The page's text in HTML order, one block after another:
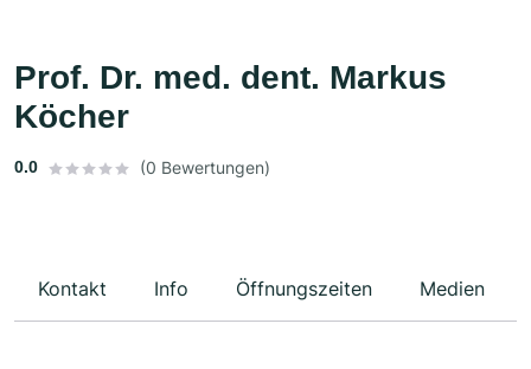
Prof. Dr. med. dent. Markus
Köcher
0.0 (0 Bewertungen)
Kontakt Info Öffnungszeiten Medien